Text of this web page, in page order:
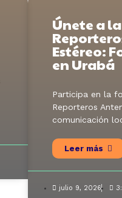
Únete a
Estéreo:
en Urabá
Participa en la
Reporteros
comunicación
Leer más
julio 9, 2026